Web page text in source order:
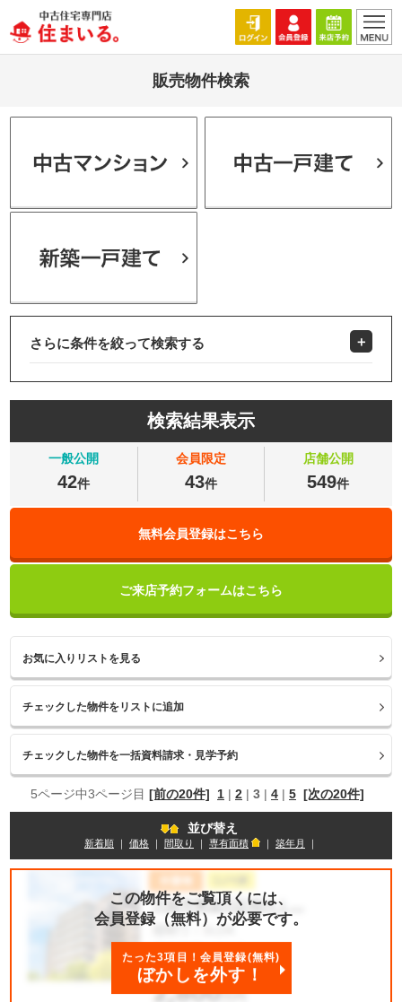
販売物件検索
さらに条件を絞って検索する
検索結果表示
一般公開
42件
会員限定
43件
店舗公開
549件
無料会員登録はこちら
ご来店予約フォームはこちら
お気に入りリストを見る
5ページ中3ページ目 [前の20件] 1 | 2 | 3 | 4 | 5 [次の20件]
並び替え
新着順 価格 間取り 専有面積 築年月
この物件をご覧頂くには、
会員登録（無料）が必要です。
たった3項目！会員登録(無料)
ぼかしを外す！